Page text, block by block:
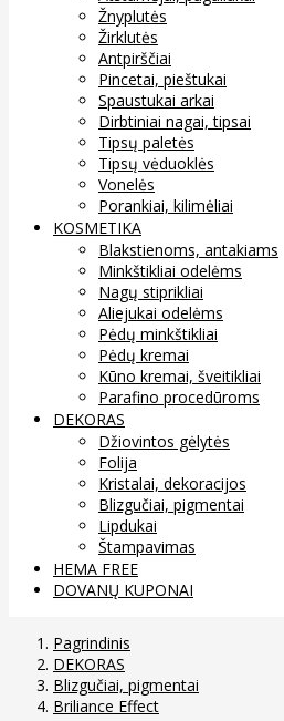
Žnyplutės
Žirklutės
Antpirščiai
Pincetai, pieštukai
Spaustukai arkai
Dirbtiniai nagai, tipsai
Tipsų paletės
Tipsų vėduoklės
Vonelės
Porankiai, kilimėliai
KOSMETIKA
Blakstienoms, antakiams
Minkštikliai odelėms
Nagų stiprikliai
Aliejukai odelėms
Pėdų minkštikliai
Pėdų kremai
Kūno kremai, šveitikliai
Parafino procedūroms
DEKORAS
Džiovintos gėlytės
Folija
Kristalai, dekoracijos
Blizgučiai, pigmentai
Lipdukai
Štampavimas
HEMA FREE
DOVANŲ KUPONAI
Pagrindinis
DEKORAS
Blizgučiai, pigmentai
Briliance Effect